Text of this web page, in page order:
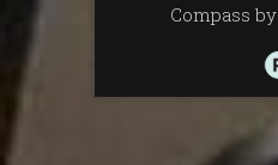
Compass by